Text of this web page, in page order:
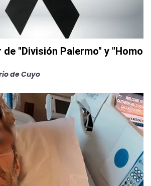
"División Palermo" y "Homo
de Cuyo